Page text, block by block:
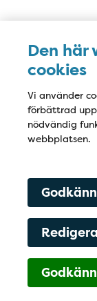
Den här
cookies
Vi använder
förbättrad
nödvändig
webbplatsen.